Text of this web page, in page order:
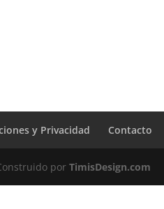
y Privacidad Contacto
porTimisDesign.com